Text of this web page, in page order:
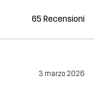
65 Recensioni
3 marzo 2026